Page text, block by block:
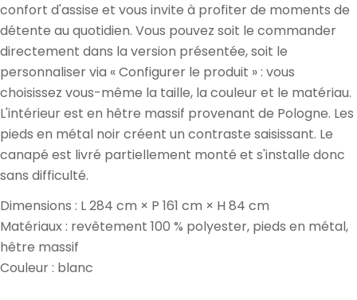
confort d'assise et vous invite à profiter de moments de
détente au quotidien. Vous pouvez soit le commander
directement dans la version présentée, soit le
personnaliser via « Configurer le produit » : vous
choisissez vous-même la taille, la couleur et le matériau.
L'intérieur est en hêtre massif provenant de Pologne. Les
pieds en métal noir créent un contraste saisissant. Le
canapé est livré partiellement monté et s'installe donc
sans difficulté.
Dimensions : L 284 cm × P 161 cm × H 84 cm
Matériaux : revêtement 100 % polyester, pieds en métal,
hêtre massif
Couleur : blanc